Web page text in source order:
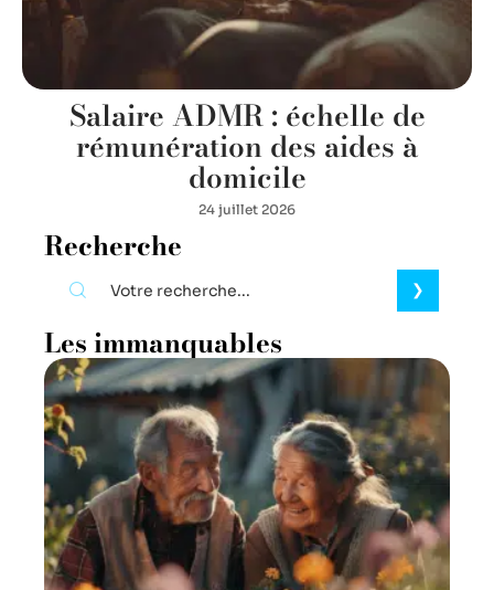
Salaire ADMR : échelle de
rémunération des aides à
domicile
24 juillet 2026
Recherche
Les immanquables